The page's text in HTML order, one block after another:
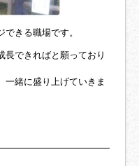
きる職場です。
長できればと願っており
一緒に盛り上げていきま